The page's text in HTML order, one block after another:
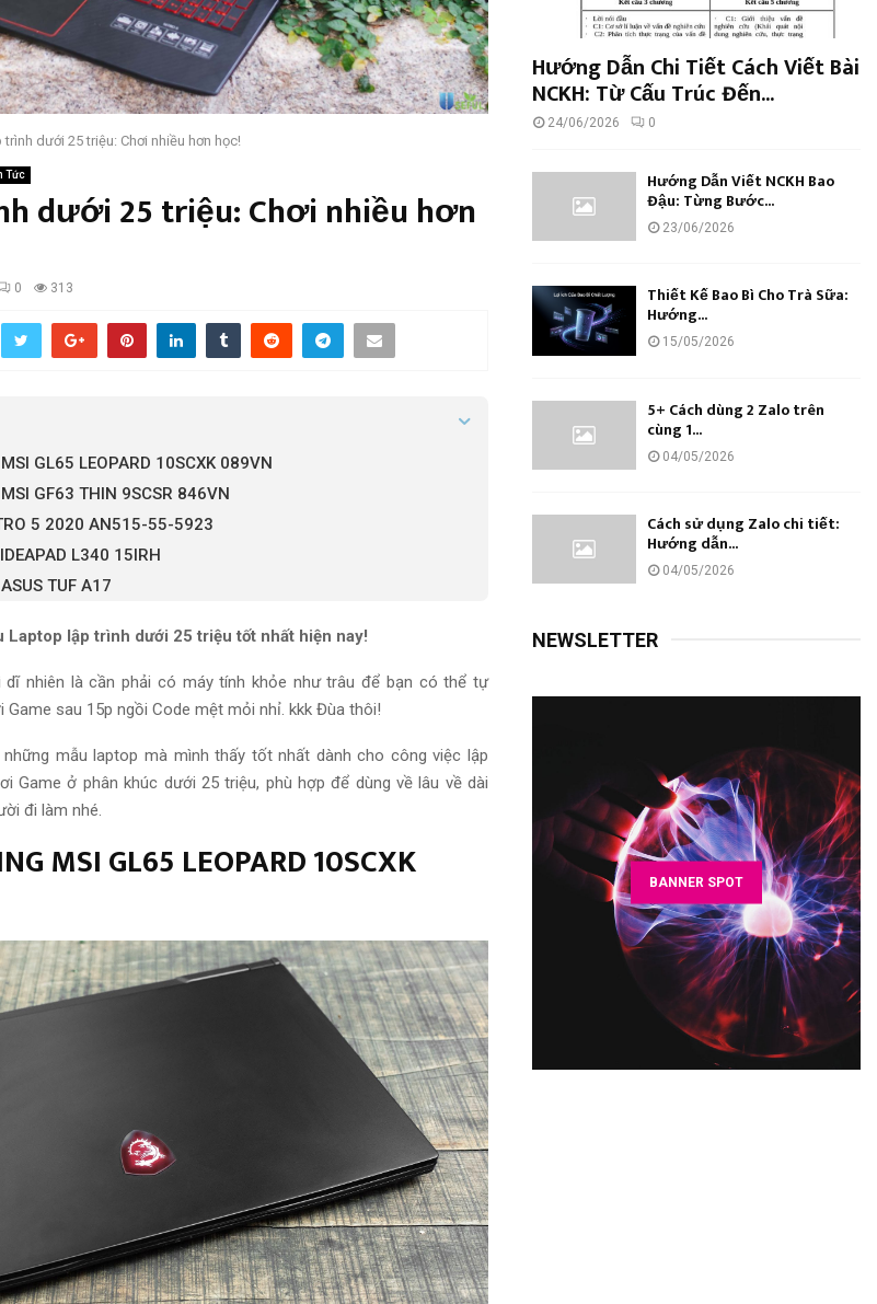
dưới 25 triệu: Chơi nhiều hơn học!
Tức
dưới 25 triệu: Chơi nhiều hơn
0 313
GL65 LEOPARD 10SCXK 089VN
GF63 THIN 9SCSR 846VN
5 2020 AN515-55-5923
L340 15IRH
TUF A17
Laptop lập trình dưới 25 triệu tốt nhất hiện nay!
dĩ nhiên là cần phải có máy tính khỏe như trâu để bạn có thể tự
sau 15p ngồi Code mệt mỏi nhỉ. kkk Đùa thôi!
mẫu laptop mà mình thấy tốt nhất dành cho công việc lập
Game ở phân khúc dưới 25 triệu, phù hợp để dùng về lâu về dài
đi làm nhé.
MSI GL65 LEOPARD 10SCXK
Hướng Dẫn Chi Tiết Cách Viết Bài
NCKH: Từ Cấu Trúc Đến...
24/06/2026 0
Hướng Dẫn Viết NCKH Bao
Đậu: Từng Bước...
23/06/2026
Thiết Kế Bao Bì Cho Trà Sữa:
Hướng...
15/05/2026
5+ Cách dùng 2 Zalo trên
cùng 1...
04/05/2026
Cách sử dụng Zalo chi tiết:
Hướng dẫn...
04/05/2026
NEWSLETTER
BANNER SPOT